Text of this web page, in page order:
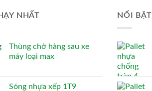
NHẤT
Thùng chở hàng sau xe
máy loại max
Sóng nhựa xếp 1T9
NỔI BẬT